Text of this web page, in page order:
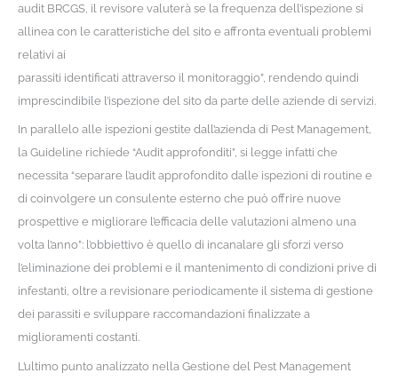
audit BRCGS, il revisore valuterà se la frequenza dell’ispezione si
allinea con le caratteristiche del sito e affronta eventuali problemi
relativi ai
parassiti identificati attraverso il monitoraggio”, rendendo quindi
imprescindibile l’ispezione del sito da parte delle aziende di servizi.
In parallelo alle ispezioni gestite dall’azienda di Pest Management,
la Guideline richiede “Audit approfonditi”, si legge infatti che
necessita “separare l’audit approfondito dalle ispezioni di routine e
di coinvolgere un consulente esterno che può offrire nuove
prospettive e migliorare l’efficacia delle valutazioni almeno una
volta l’anno”: l’obbiettivo è quello di incanalare gli sforzi verso
l’eliminazione dei problemi e il mantenimento di condizioni prive di
infestanti, oltre a revisionare periodicamente il sistema di gestione
dei parassiti e sviluppare raccomandazioni finalizzate a
miglioramenti costanti.
L’ultimo punto analizzato nella Gestione del Pest Management